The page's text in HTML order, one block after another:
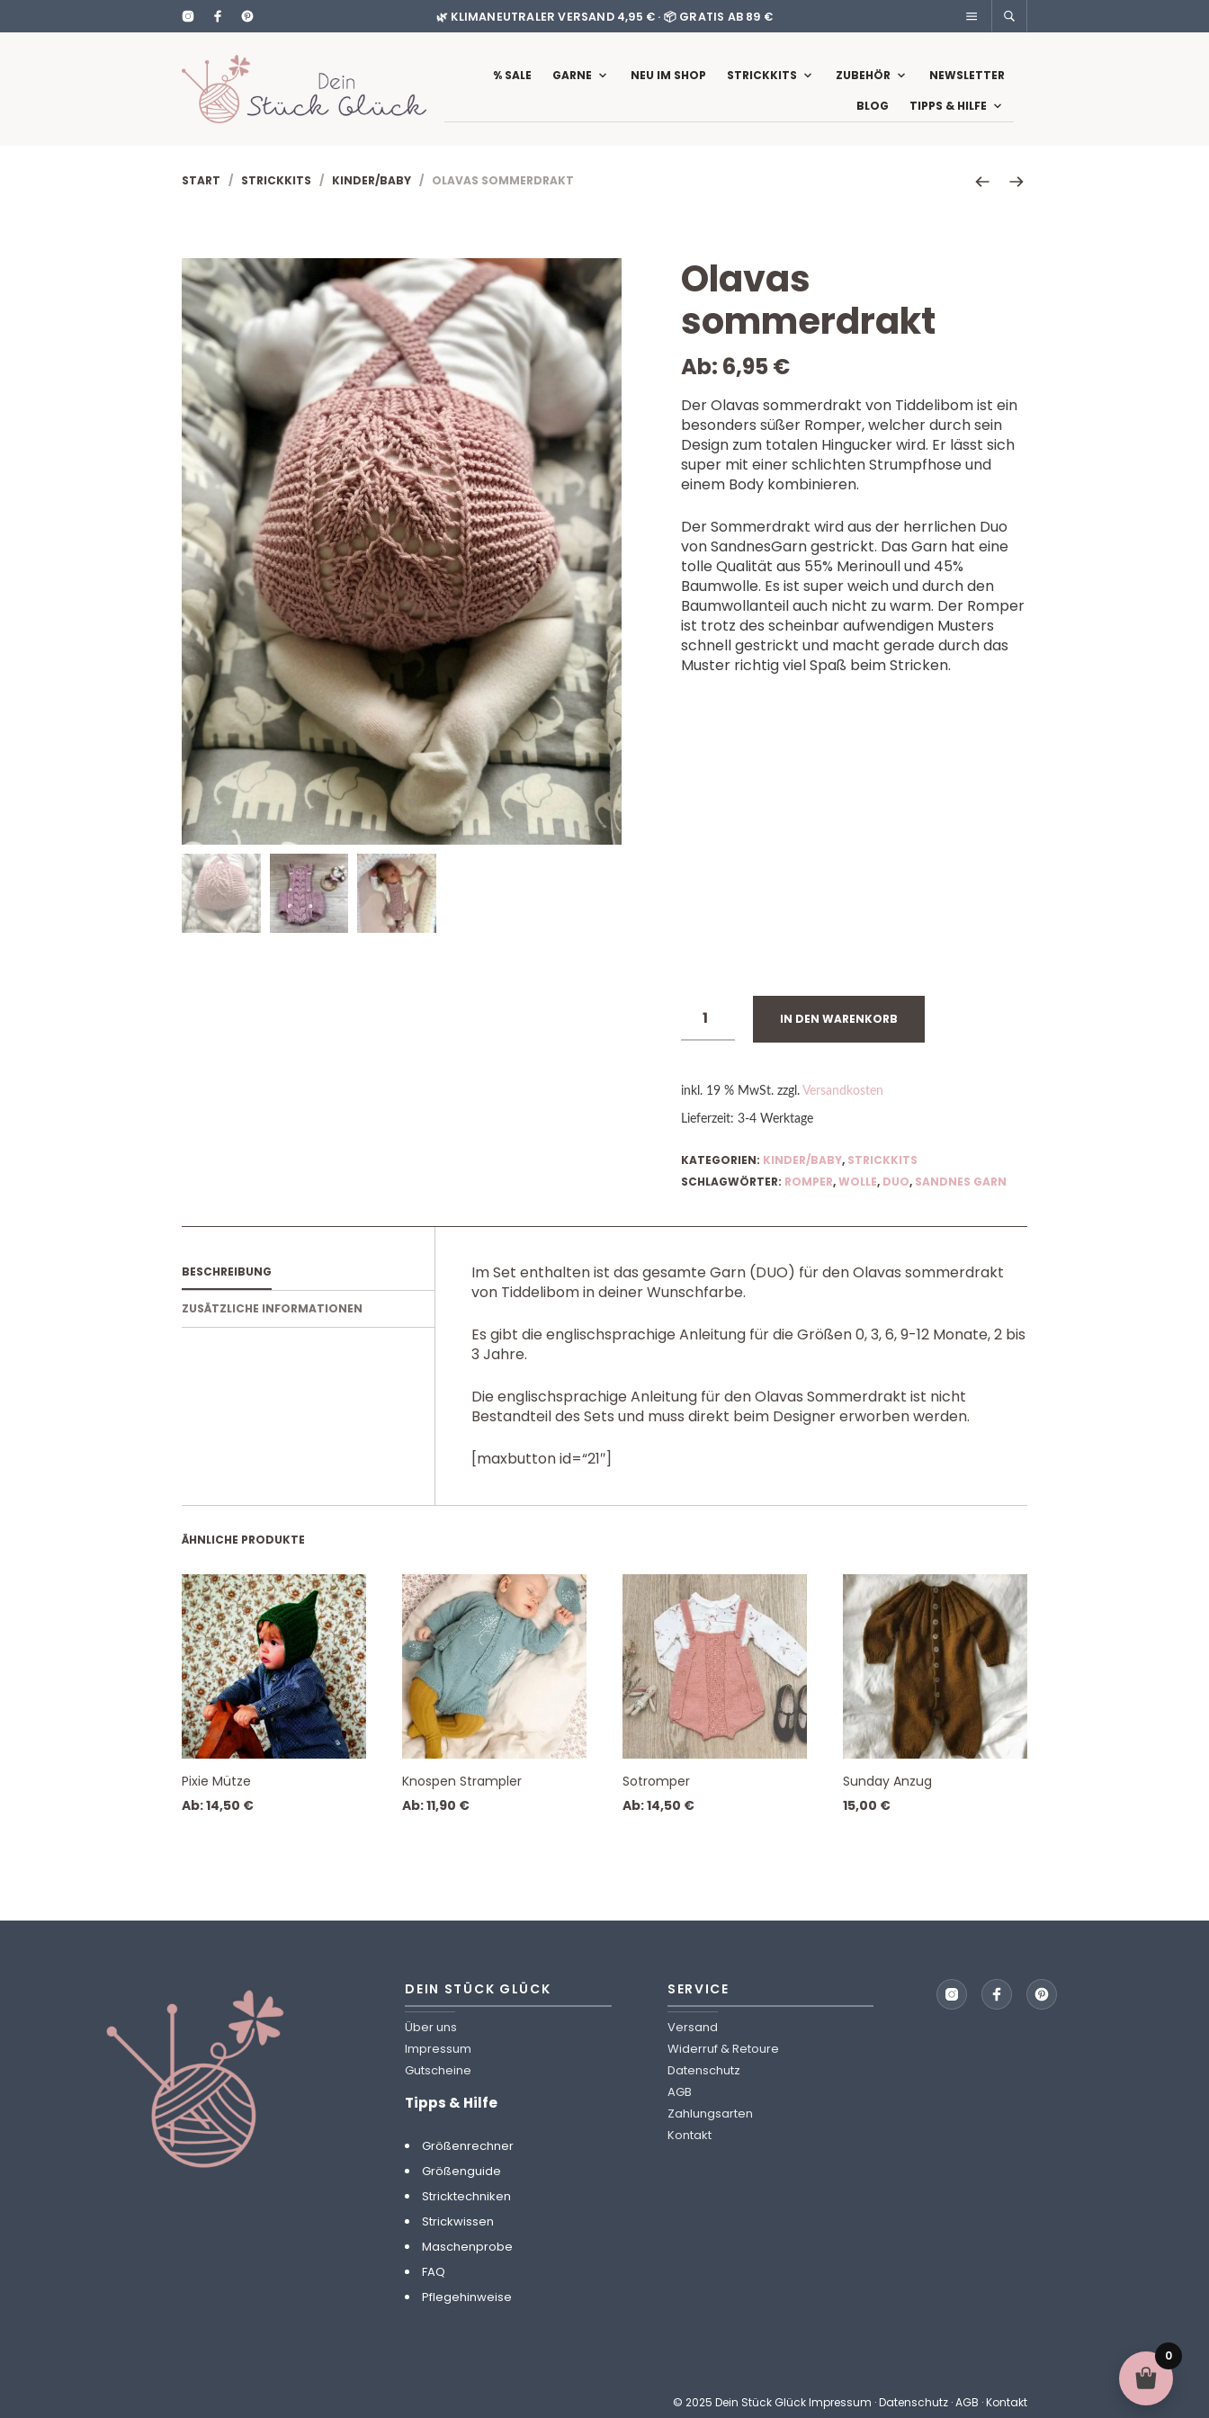
🌿 KLIMANEUTRALER VERSAND 4,95 € · 📦 GRATIS AB 89 €
% SALE GARNE NEU IM SHOP STRICKKITS ZUBEHÖR
NEWSLETTER
BLOG
TIPPS & HILFE
START / STRICKKITS / KINDER/BABY / OLAVAS SOMMERDRAKT
Olavas
sommerdrakt
Ab: 6,95€
Der Olavas sommerdrakt von Tiddelibom ist ein
besonders süßer Romper, welcher durch sein
Design zum totalen Hingucker wird. Er lässt sich
super mit einer schlichten Strumpfhose und
einem Body kombinieren.
Der Sommerdrakt wird aus der herrlichen Duo
von SandnesGarn gestrickt. Das Garn hat eine
tolle Qualität aus 55% Merinoull und 45%
Baumwolle. Es ist super weich und durch den
Baumwollanteil auch nicht zu warm. Der Romper
ist trotz des scheinbar aufwendigen Musters
schnell gestrickt und macht gerade durch das
Muster richtig viel Spaß beim Stricken.
IN DEN WARENKORB
inkl. 19 % MwSt. zzgl. Versandkosten
Lieferzeit: 3-4 Werktage
KATEGORIEN: KINDER/BABY, STRICKKITS
SCHLAGWÖRTER: ROMPER,WOLLE, DUO, SANDNES GARN
BESCHREIBUNG
ZUSÄTZLICHE INFORMATIONEN
Im Set enthalten ist das gesamte Garn (DUO) für den Olavas sommerdrakt
von Tiddelibom in deiner Wunschfarbe.
Es gibt die englischsprachige Anleitung für die Größen 0, 3, 6, 9-12 Monate, 2 bis
3 Jahre.
Die englischsprachige Anleitung für den Olavas Sommerdrakt ist nicht
Bestandteil des Sets und muss direkt beim Designer erworben werden.
[maxbutton id=“21″]
ÄHNLICHE PRODUKTE
Pixie Mütze
Ab:14,50 €
Knospen Strampler
Ab:11,90 €
Sotromper
Ab:14,50 €
Sunday Anzug
15,00 €
DEIN STÜCK GLÜCK
Über uns
Impressum
Gutscheine
Tipps & Hilfe
Größenrechner
Größenguide
Stricktechniken
Strickwissen
Maschenprobe
FAQ
Pflegehinweise
SERVICE
Versand
Widerruf & Retoure
Datenschutz
AGB
Zahlungsarten
Kontakt
© 2025 Dein Stück GlückImpressum ·Datenschutz ·AGB ·Kontakt
0